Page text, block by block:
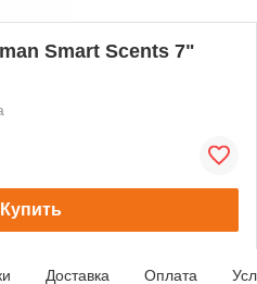
Smart Scents 7"
Купить
Доставка Оплата